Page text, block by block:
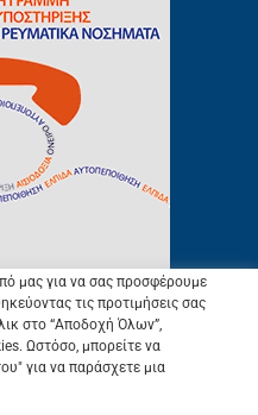
Δεδομένων –Πολιτική
μας για να σας προσφέρουμε
τις προτιμήσεις σας
στο “Αποδοχή Όλων”,
Ωστόσο, μπορείτε να
για να παράσχετε μια